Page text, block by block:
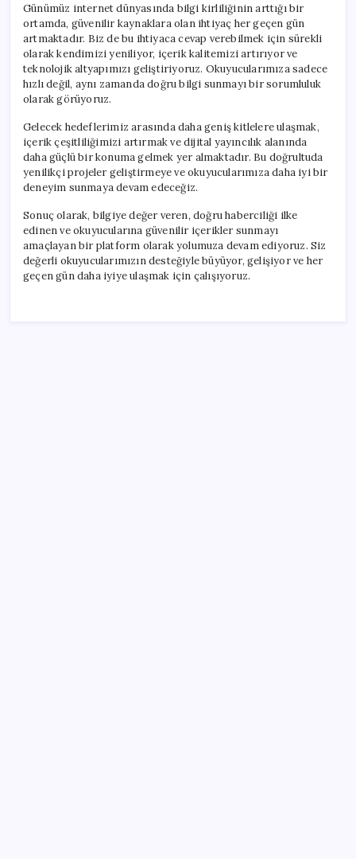
Günümüz internet dünyasında bilgi kirliliğinin arttığı bir
ortamda, güvenilir kaynaklara olan ihtiyaç her geçen gün
artmaktadır. Biz de bu ihtiyaca cevap verebilmek için sürekli
olarak kendimizi yeniliyor, içerik kalitemizi artırıyor ve
teknolojik altyapımızı geliştiriyoruz. Okuyucularımıza sadece
hızlı değil, aynı zamanda doğru bilgi sunmayı bir sorumluluk
olarak görüyoruz.
Gelecek hedeflerimiz arasında daha geniş kitlelere ulaşmak,
içerik çeşitliliğimizi artırmak ve dijital yayıncılık alanında
daha güçlü bir konuma gelmek yer almaktadır. Bu doğrultuda
yenilikçi projeler geliştirmeye ve okuyucularımıza daha iyi bir
deneyim sunmaya devam edeceğiz.
Sonuç olarak, bilgiye değer veren, doğru haberciliği ilke
edinen ve okuyucularına güvenilir içerikler sunmayı
amaçlayan bir platform olarak yolumuza devam ediyoruz. Siz
değerli okuyucularımızın desteğiyle büyüyor, gelişiyor ve her
geçen gün daha iyiye ulaşmak için çalışıyoruz.